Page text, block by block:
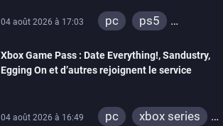
04 août 2026 à 17:03 pc
ps5
Xbox Game Pass : Date Everything!, Sandustry,
Egging On et d’autres rejoignent le service
04 août 2026 à 16:49 pc
xbox series